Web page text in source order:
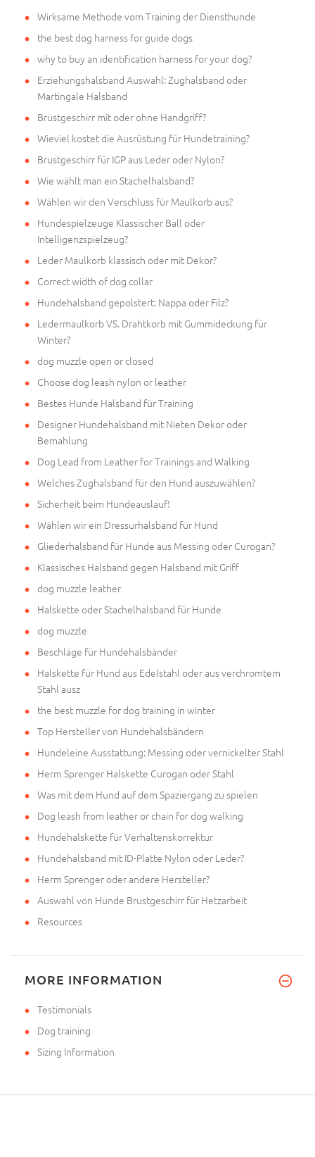
Wirksame Methode vom Training der Diensthunde
the best dog harness for guide dogs
why to buy an identification harness for your dog?
Erziehungshalsband Auswahl: Zughalsband oder
Martingale Halsband
Brustgeschirr mit oder ohne Handgriff?
Wieviel kostet die Ausrüstung für Hundetraining?
Brustgeschirr für IGP aus Leder oder Nylon?
Wie wählt man ein Stachelhalsband?
Wählen wir den Verschluss für Maulkorb aus?
Hundespielzeuge Klassischer Ball oder
Intelligenzspielzeug?
Leder Maulkorb klassisch oder mit Dekor?
Correct width of dog collar
Hundehalsband gepolstert: Nappa oder Filz?
Ledermaulkorb VS. Drahtkorb mit Gummideckung für
Winter?
dog muzzle open or closed
Choose dog leash nylon or leather
Bestes Hunde Halsband für Training
Designer Hundehalsband mit Nieten Dekor oder
Bemahlung
Dog Lead from Leather for Trainings and Walking
Welches Zughalsband für den Hund auszuwählen?
Sicherheit beim Hundeauslauf!
Wählen wir ein Dressurhalsband für Hund
Gliederhalsband für Hunde aus Messing oder Curogan?
Klassisches Halsband gegen Halsband mit Griff
dog muzzle leather
Halskette oder Stachelhalsband für Hunde
dog muzzle
Beschläge für Hundehalsbänder
Halskette für Hund aus Edelstahl oder aus verchromtem
Stahl ausz
the best muzzle for dog training in winter
Top Hersteller von Hundehalsbändern
Hundeleine Ausstattung: Messing oder vernickelter Stahl
Herm Sprenger Halskette Curogan oder Stahl
Was mit dem Hund auf dem Spaziergang zu spielen
Dog leash from leather or chain for dog walking
Hundehalskette für Verhaltenskorrektur
Hundehalsband mit ID-Platte Nylon oder Leder?
Herm Sprenger oder andere Hersteller?
Auswahl von Hunde Brustgeschirr für Hetzarbeit
Resources
MORE INFORMATION
Testimonials
Dog training
Sizing Information